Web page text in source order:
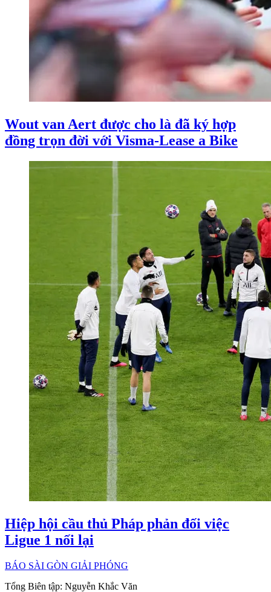
Wout van Aert được cho là đã ký hợp
đồng trọn đời với Visma-Lease a Bike
Hiệp hội cầu thủ Pháp phản đối việc
Ligue 1 nối lại
BÁO SÀI GÒN GIẢI PHÓNG
Tổng Biên tập: Nguyễn Khắc Văn